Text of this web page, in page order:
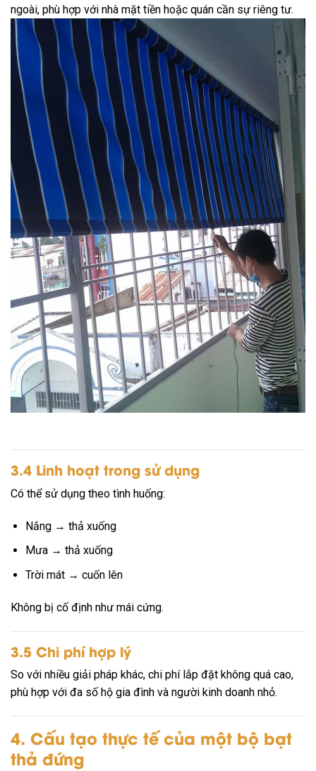
ngoài, phù hợp với nhà mặt tiền hoặc quán cần sự riêng tư.
3.4 Linh hoạt trong sử dụng
Có thể sử dụng theo tình huống:
Nắng → thả xuống
Mưa → thả xuống
Trời mát → cuốn lên
Không bị cố định như mái cứng.
3.5 Chi phí hợp lý
So với nhiều giải pháp khác, chi phí lắp đặt không quá cao,
phù hợp với đa số hộ gia đình và người kinh doanh nhỏ.
4. Cấu tạo thực tế của một bộ bạt
thả đứng